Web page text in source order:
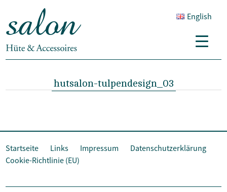
hutsalon-tulpendesign_03
Startseite Links Impressum
Datenschutzerklärung
Cookie-Richtlinie (EU)
English